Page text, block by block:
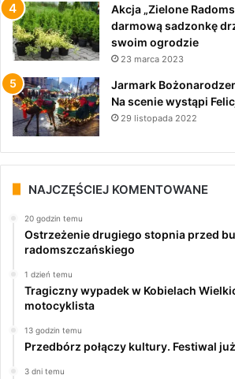
Akcja „Zielone
darmową sadzonkę
swoim ogrodzie
23 marca 2023
Jarmark
Na scenie wystąpi
29 listopada 2022
NAJCZĘŚCIEJ KOMENTOWANE
20 godzin temu
Ostrzeżenie drugiego stopnia przed
radomszczańskiego
1 dzień temu
Tragiczny wypadek w Kobielach
motocyklista
13 godzin temu
Przedbórz połączy kultury. Festiwal
3 dni temu